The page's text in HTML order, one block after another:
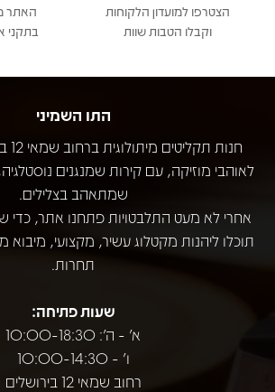
הצטרפו למועדון הלקוחות
וקבלו הטבות שוות
האתר
בתקני
התו השמיני
לאוהבי מוזיקה, עם קירות שמנגנים
שמתאהב בצלילים.
אחרי לא מעט התלבטויות פתחנו אתר, כדי
תוכלו ליהנות מקטלוג עשיר, מקצועי, מיבוא
תחרות.
שעות פתיחה:
א' - ה': 10:00-18:30
ו' - 10:00-14:30
רחוב שמאי 12 בירושלים